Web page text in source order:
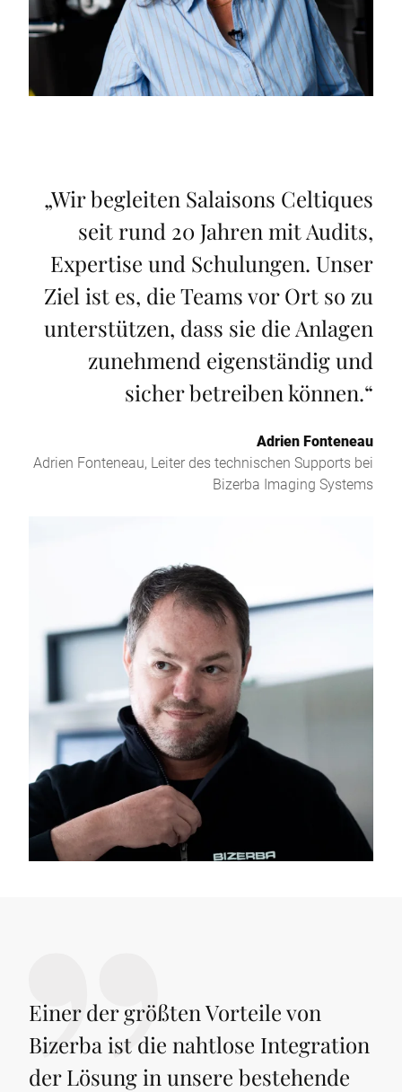
„Wir begleiten Salaisons Celtiques
seit rund 20 Jahren mit Audits,
Expertise und Schulungen. Unser
Ziel ist es, die Teams vor Ort so zu
unterstützen, dass sie die Anlagen
zunehmend eigenständig und
sicher betreiben können.“
Adrien Fonteneau
Adrien Fonteneau, Leiter des technischen Supports bei
Bizerba Imaging Systems
Einer der größten Vorteile von
Bizerba ist die nahtlose Integration
der Lösung in unsere bestehende